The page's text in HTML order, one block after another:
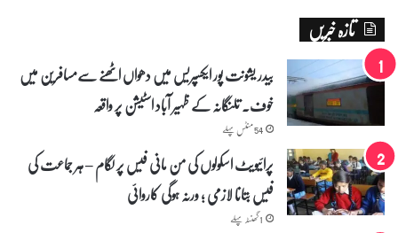
تازہ خبریں
بیدر یشونت پور ایکسپریس میں دھواں اٹھنے سے‌مسافرین میں
خوف۔ تلنگانہ کے ظہیر آباد اسٹیشن پر واقعہ
54 منٹس پہلے
پرائیویٹ اسکولوں کی من مانی فیس پر لگام – ہر جماعت کی
فیس بتانا لازمی ؛ ورنہ ہوگی کاروائی
1 گھنٹہ پہلے